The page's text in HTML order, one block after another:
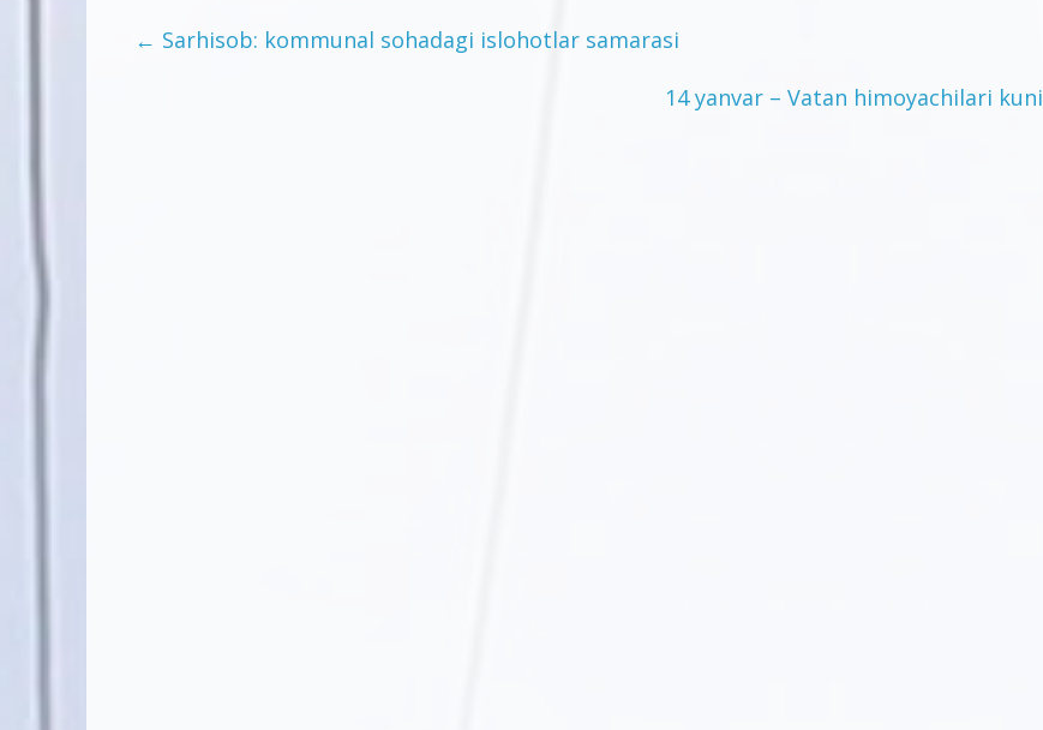
← Sarhisob: kommunal sohadagi islohotlar samarasi
14 yanvar – Vatan himoyachilari kuni